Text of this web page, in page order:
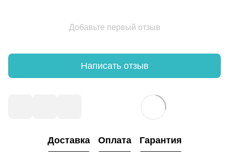
Добавьте первый отзыв
Написать отзыв
Доставка Оплата Гарантия